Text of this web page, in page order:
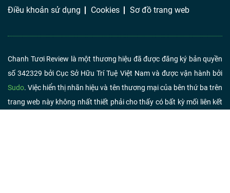
Điều khoản sử dụng
Cookies Sơ đồ trang web
Chanh Tươi Review là một thương hiệu đã được đăng ký bản quyền
số 342329 bởi Cục Sở Hữu Trí Tuệ Việt Nam và được vận hành bởi
Sudo. Việc hiển thị nhãn hiệu và tên thương mại của bên thứ ba trên
trang web này không nhất thiết phải cho thấy có bất kỳ mối liên kết